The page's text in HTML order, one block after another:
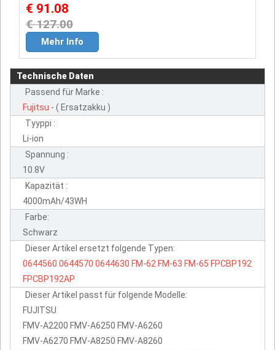
€ 91.08
€ 127.00
Mehr Info
Technische Daten
Passend für Marke :
Fujitsu - ( Ersatzakku )
Tyyppi :
Li-ion
Spannung :
10.8V
Kapazität :
4000mAh/43WH
Farbe:
Schwarz
Dieser Artikel ersetzt folgende Typen:
0644560 0644570 0644630 FM-62 FM-63 FM-65 FPCBP192
FPCBP192AP
Dieser Artikel passt für folgende Modelle:
FUJITSU
FMV-A2200 FMV-A6250 FMV-A6260
FMV-A6270 FMV-A8250 FMV-A8260